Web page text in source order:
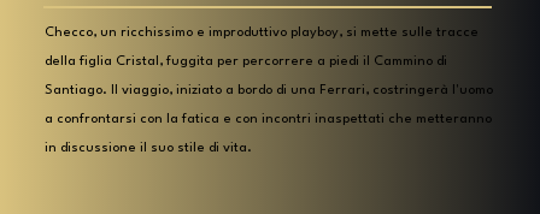
Checco, un ricchissimo e improduttivo playboy, si mette sulle tracce
della figlia Cristal, fuggita per percorrere a piedi il Cammino di
Santiago. Il viaggio, iniziato a bordo di una Ferrari, costringerà l'uomo
a confrontarsi con la fatica e con incontri inaspettati che metteranno
in discussione il suo stile di vita.